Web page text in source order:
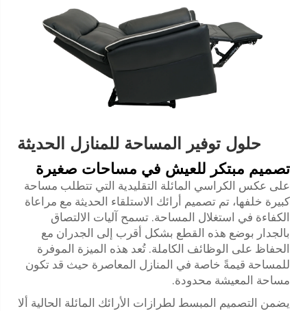
حلول توفير المساحة للمنازل الحديثة
تصميم مبتكر للعيش في مساحات صغيرة
على عكس الكراسي المائلة التقليدية التي تتطلب مساحة
كبيرة خلفها، تم تصميم أرائك الاستلقاء الحديثة مع مراعاة
الكفاءة في استغلال المساحة. تسمح آليات الالتصاق
بالجدار بوضع هذه القطع بشكل أقرب إلى الجدران مع
الحفاظ على الوظائف الكاملة. تُعد هذه الميزة الموفرة
للمساحة قيمةً خاصة في المنازل المعاصرة حيث قد تكون
مساحة المعيشة محدودة.
يضمن التصميم المبسط لطرازات الأرائك المائلة الحالية ألا